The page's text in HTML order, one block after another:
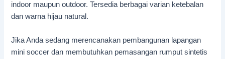
indoor maupun outdoor. Tersedia berbagai varian ketebalan
dan warna hijau natural.
Jika Anda sedang merencanakan pembangunan lapangan
mini soccer dan membutuhkan pemasangan rumput sintetis